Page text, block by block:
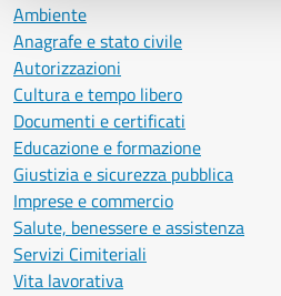
Ambiente
Anagrafe e stato civile
Autorizzazioni
Cultura e tempo libero
Documenti e certificati
Educazione e formazione
Giustizia e sicurezza pubblica
Imprese e commercio
Salute, benessere e assistenza
Servizi Cimiteriali
Vita lavorativa